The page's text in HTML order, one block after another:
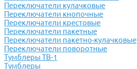
Переключатели кулачковые
Переключатели кнопочные
Переключатели крестовые
Переключатели пакетные
Переключатели пакетно-кулачковые
Переключатели поворотные
Тумблеры ТВ-1
Тумблеры